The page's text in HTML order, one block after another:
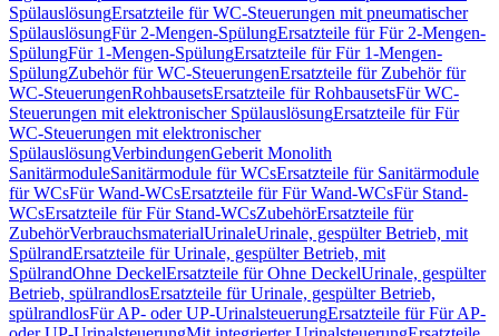
SpülauslösungErsatzteile für WC-Steuerungen mit pneumatischer
SpülauslösungFür 2-Mengen-SpülungErsatzteile für Für 2-Mengen-
SpülungFür 1-Mengen-SpülungErsatzteile für Für 1-Mengen-
SpülungZubehör für WC-SteuerungenErsatzteile für Zubehör für
WC-SteuerungenRohbausetsErsatzteile für RohbausetsFür WC-
Steuerungen mit elektronischer SpülauslösungErsatzteile für Für
WC-Steuerungen mit elektronischer
SpülauslösungVerbindungenGeberit Monolith
SanitärmoduleSanitärmodule für WCsErsatzteile für Sanitärmodule
für WCsFür Wand-WCsErsatzteile für Für Wand-WCsFür Stand-
WCsErsatzteile für Für Stand-WCsZubehörErsatzteile für
ZubehörVerbrauchsmaterialUrinaleUrinale, gespülter Betrieb, mit
SpülrandErsatzteile für Urinale, gespülter Betrieb, mit
SpülrandOhne DeckelErsatzteile für Ohne DeckelUrinale, gespülter
Betrieb, spülrandlosErsatzteile für Urinale, gespülter Betrieb,
spülrandlosFür AP- oder UP-UrinalsteuerungErsatzteile für Für AP-